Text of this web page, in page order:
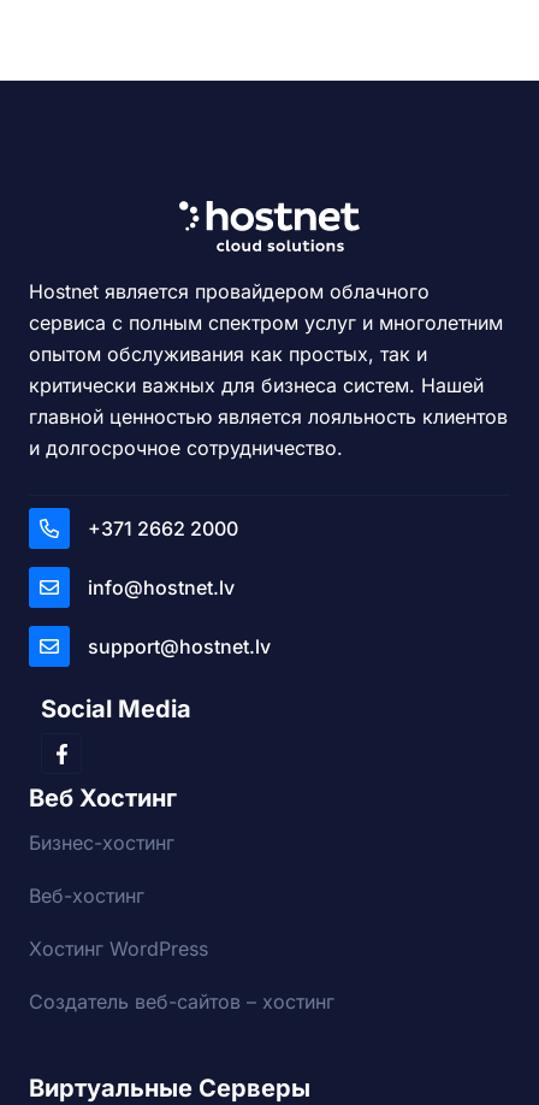
Hostnet является провайдером облачного
сервиса с полным спектром услуг и многолетним
опытом обслуживания как простых, так и
критически важных для бизнеса систем. Нашей
главной ценностью является лояльность клиентов
и долгосрочное сотрудничество.
+371 2662 2000
info@hostnet.lv
support@hostnet.lv
Social Media
Веб Хостинг
Бизнес-хостинг
Веб-хостинг
Хостинг WordPress
Создатель веб-сайтов – хостинг
Виртуальные Серверы